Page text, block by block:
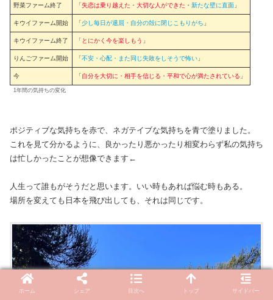
野菜ファーム終了 「失恋は乗り越えた・大切な人ができた ・新たな壁に直面 」
キウイファーム開始 「少し毎日が退屈・自分の殻に閉じこもりがち 」
キウイファーム終了 「 とにかく今を楽しもう 」
りんごファーム開始 「不安・心配・また同じ失敗をしそうで怖い 」
今 「自分を大切に・相手を信じる・平和で心が満たされている 」
1年間の気持ちの変化
ポジティブな気持ちを赤で、ネガテイブな気持ちを青で塗りました。
これを見て分かるように、良かったり悪かったり相変わらず私の気持ち
は忙しかったことが想像できます←
人生って誰もがそうだと思います。いい時もあれば悩む時もある。
場所を変えても日本を飛び出しても、それは同じです。
ホーム シェア 目次へ トップ サイドバー